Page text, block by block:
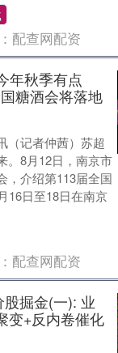
配查网配资
年秋季有点
糖酒会将落地
（记者仲茜）苏超
。8月12日，南京市
，介绍第113届全国
16日至18日在南京
配查网配资
掘金(一): 业
变+反内卷催化